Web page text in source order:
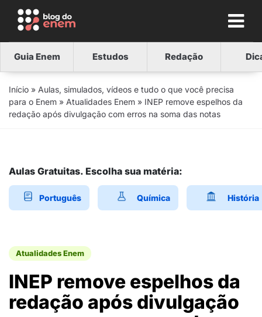
Guia Enem Estudos Redação
Início » Aulas, simulados, vídeos e tudo o que você precisa
para o Enem » Atualidades Enem » INEP remove espelhos da
redação após divulgação com erros na soma das notas
Aulas Gratuitas. Escolha sua matéria:
Português Química História
Atualidades Enem
INEP remove espelhos da
redação após divulgação